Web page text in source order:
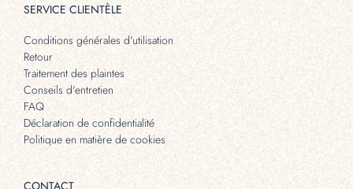
SERVICE CLIENTÈLE
Conditions générales d'utilisation
Retour
Traitement des plaintes
Conseils d'entretien
FAQ
Déclaration de confidentialité
Politique en matière de cookies
CONTACT